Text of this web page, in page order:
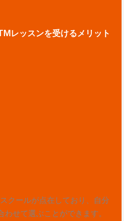
レッスンを受けるメリット
クールが点在しており、自分
せて選ぶことができます。